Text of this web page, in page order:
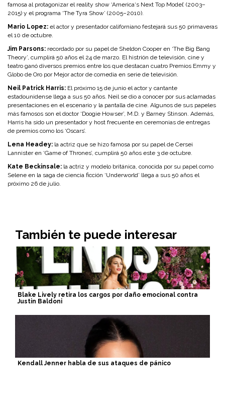
famosa al protagonizar el reality show ‘America‘s Next Top Model’ (2003–
2015) y el programa ‘The Tyra Show’ (2005–2010).
Mario Lopez: el actor y presentador californiano festejará sus 50 primaveras
el 10 de octubre.
Jim Parsons: recordado por su papel de Sheldon Cooper en ‘The Big Bang
Theory’, cumplirá 50 años el 24 de marzo. El histrión de televisión, cine y
teatro ganó diversos premios entre los que destacan cuatro Premios Emmy y
Globo de Oro por Mejor actor de comedia en serie de televisión.
Neil Patrick Harris: El próximo 15 de junio el actor y cantante
estadounidense llega a sus 50 años. Neil se dio a conocer por sus aclamadas
presentaciones en el escenario y la pantalla de cine. Algunos de sus papeles
más famosos son el doctor ‘Doogie Howser’, M.D. y Barney Stinson. Además,
Harris ha sido un presentador y host frecuente en ceremonias de entregas
de premios como los ‘Oscars’.
Lena Headey: la actriz que se hizo famosa por su papel de Cersei
Lannister en ‘Game of Thrones’, cumplirá 50 años este 3 de octubre.
Kate Beckinsale: la actriz y modelo británica, conocida por su papel como
Selene en la saga de ciencia ficción ‘Underworld’ llega a sus 50 años el
próximo 26 de julio.
También te puede interesar
Blake Lively retira los cargos por daño emocional contra
Justin Baldoni
Kendall Jenner habla de sus ataques de pánico